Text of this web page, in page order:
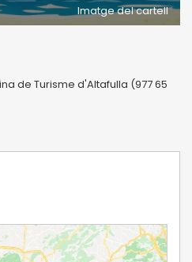
Imatge del cartell
de Turisme d'Altafulla (977 65